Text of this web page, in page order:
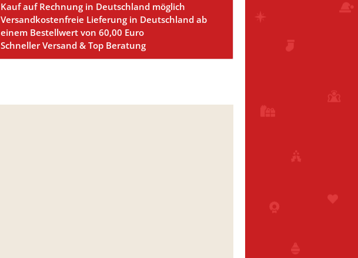
Kauf auf Rechnung in Deutschland möglich
Versandkostenfreie Lieferung in Deutschland ab
einem Bestellwert von 60,00 Euro
Schneller Versand & Top Beratung